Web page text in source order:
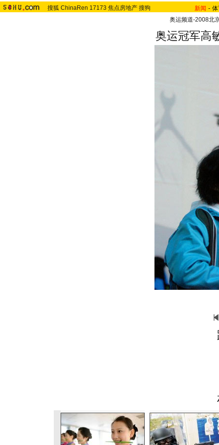
搜狐 ChinaRen 17173 焦点房地产 搜狗 新闻 -
奥运频道-2008北
奥运冠军高